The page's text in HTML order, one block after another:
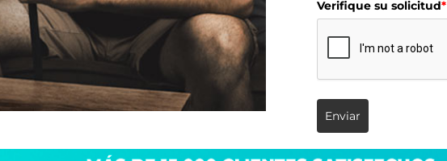
Verifique su solicitud*
Enviar